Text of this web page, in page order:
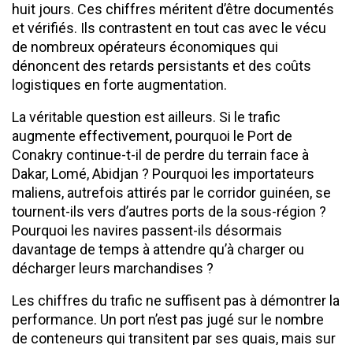
huit jours. Ces chiffres méritent d’être documentés
et vérifiés. Ils contrastent en tout cas avec le vécu
de nombreux opérateurs économiques qui
dénoncent des retards persistants et des coûts
logistiques en forte augmentation.
La véritable question est ailleurs. Si le trafic
augmente effectivement, pourquoi le Port de
Conakry continue-t-il de perdre du terrain face à
Dakar, Lomé, Abidjan ? Pourquoi les importateurs
maliens, autrefois attirés par le corridor guinéen, se
tournent-ils vers d’autres ports de la sous-région ?
Pourquoi les navires passent-ils désormais
davantage de temps à attendre qu’à charger ou
décharger leurs marchandises ?
Les chiffres du trafic ne suffisent pas à démontrer la
performance. Un port n’est pas jugé sur le nombre
de conteneurs qui transitent par ses quais, mais sur